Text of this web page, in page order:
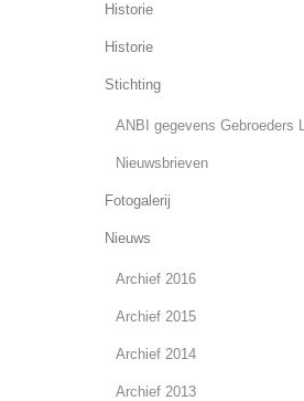
Historie
Historie
Stichting
ANBI gegevens Gebroeders
Nieuwsbrieven
Fotogalerij
Nieuws
Archief 2016
Archief 2015
Archief 2014
Archief 2013